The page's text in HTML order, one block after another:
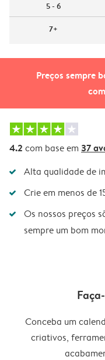
Preços sempre
5 - 6
7+
4.2 com base em 37
Alta qualidade de
Crie em menos de
Os nossos preços
sempre um bom
Conceba um
criativos,